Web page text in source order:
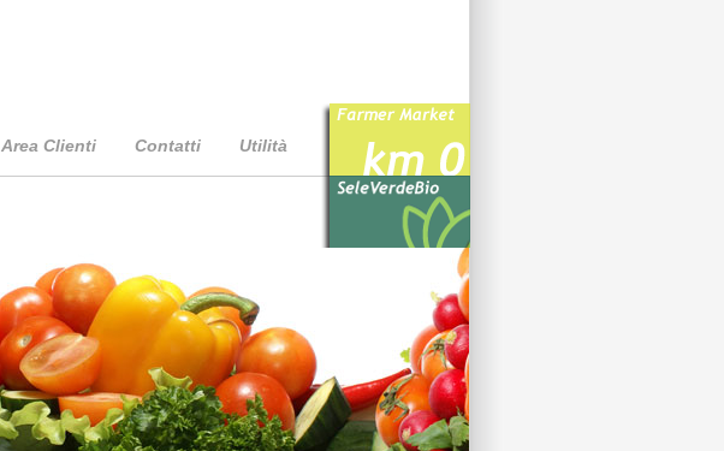
Area Clienti Contatti Utilità